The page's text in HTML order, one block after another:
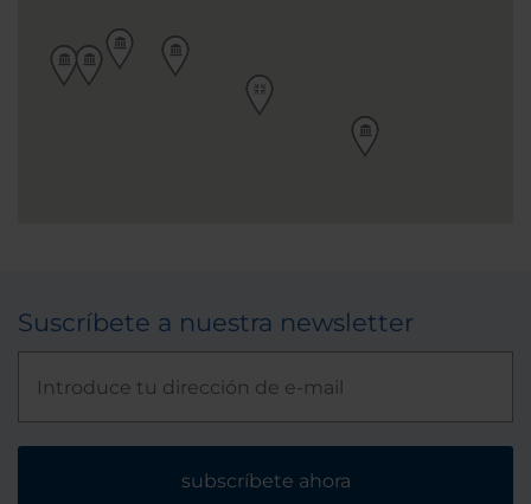
Suscríbete a nuestra newsletter
subscríbete ahora